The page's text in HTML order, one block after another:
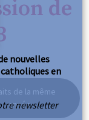
de
de la même
année
nouvelles
en
newsletter